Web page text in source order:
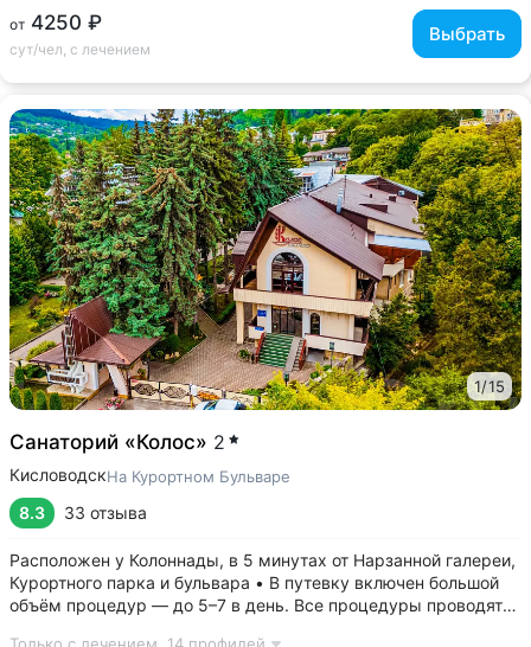
от 4250 ₽
сут/чел, с лечением
Выбрать
1/15
Санаторий «Колос» 2
КисловодскНа Курортном Бульваре
8.3 33 отзыва
Расположен у Колоннады, в 5 минутах от Нарзанной галереи,
Курортного парка и бульвара • В путевку включен большой
объём процедур — до 5–7 в день. Все процедуры проводятся
Только с лечением, 14 профилей